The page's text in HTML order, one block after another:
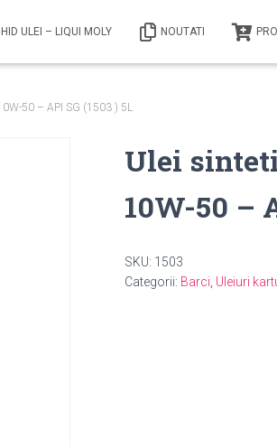
ULEI – LIQUI MOLY NOUTATI
50 – API SG (1503 ) 5L
Ulei
10W-50 –
SKU: 1503
Categorii: Barci Uleiuri